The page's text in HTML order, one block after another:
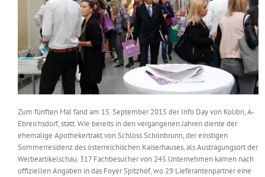
Messen & Events
Unternehmen
Interviews
Wissen
Product Guide
Zum fünften Mal fand am 15. September 2015 der Info Day von Kolibri, A-
Ebreichsdorf, statt. Wie bereits in den vergangenen Jahren diente der
ehemalige Apothekertrakt von Schloss Schönbrunn, der einstigen
Sommerresidenz des österreichischen Kaiserhauses, als Austragungsort der
Werbeartikelschau. 317 Fachbesucher von 245 Unternehmen kamen nach
offiziellen Angaben in das Foyer Spitzhof, wo 29 Lieferantenpartner eine